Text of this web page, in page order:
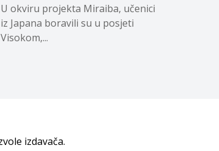
U okviru projekta Miraiba, učenici
iz Japana boravili su u posjeti
Visokom,...
izdavača.